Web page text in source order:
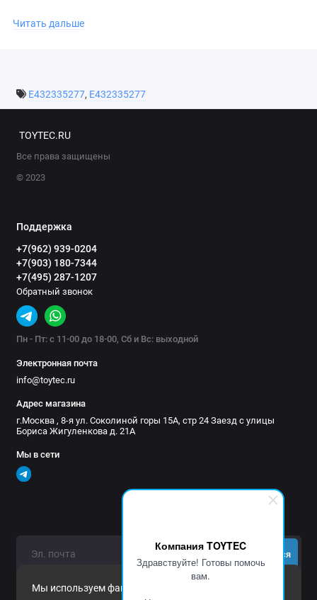
Компания TOYTEC
Здравствуйте! Готовы помочь
вам.
Основные характеристики:
Внутренние размеры: 390x292x242 мм
Толщина стенки - 0,8 мм
Вес - 3,3 кг
Обзор алюминиевых экспедиционных ящиков РИФ
Читать дальше
E432335277, E432335277
Мы используем файлы cookie и другие средства
TOYTEC.RU
Все права защищены
© 2023
Поддержка
+7(962) 939-0204
+7(903) 180-7344
+7(495) 287-1207
Обратный звонок
Пн - Пт: с 11-00 до 18-00, Сб и Вс: выходной
Электронная почта
info@toytec.ru
Адрес магазина
г.Москва , 8-я ул. Соколиной горы 15А, стр 24 Заезд с улицы
Бориса Жигуленкова д. 21А
Мы в сети
Подписаться
Нажимая на кнопку «Подписаться», Вы даете
обработку персональных данных.